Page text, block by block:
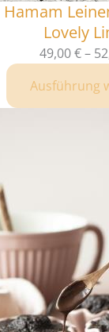
Hamam
Lovely
49,00€–
Ausführung